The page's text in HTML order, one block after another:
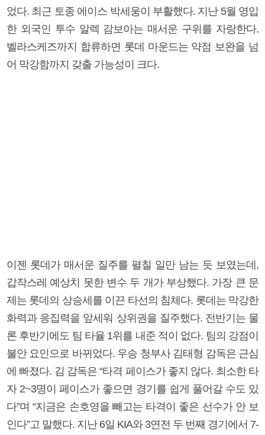
었다. 최근 토종 에이스 박세웅이 부활했다. 지난 5월 영입
한 외국인 투수 알렉 감보아는 매서운 구위를 자랑한다.
벨라스케즈까지 합류하면 롯데 마운드는 약점 보완을 넘
어 막강함까지 갖출 가능성이 크다.
이젠 롯데가 매서운 질주를 펼칠 일만 남는 듯 보였는데,
갑작스레 예상치 못한 변수 두 개가 부상했다. 가장 큰 문
제는 롯데의 상승세를 이끈 타선의 침체다. 롯데는 막강한
화력과 응집력을 앞세워 상위권을 질주했다. 전반기는 물
론 후반기에도 팀 타율 1위를 내준 적이 없다. 팀의 강점이
불안 요인으로 바뀌었다. 우승 청부사 김태형 감독은 근심
에 빠졌다. 김 감독은 “타격 페이스가 좋지 않다. 최소한 타
자 2~3명이 페이스가 좋으면 경기를 쉽게 풀어갈 수도 있
다”며 “지금은 손호영을 빼고는 타격이 좋은 선수가 안 보
인다”고 말했다. 지난 6일 KIA와 3연전 두 번째 경기에서 7-